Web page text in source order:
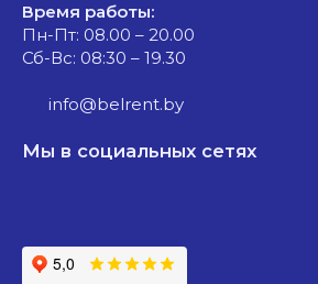
Время работы:
Пн-Пт: 08.00 – 20.00
Сб-Вс: 08:30 – 19.30
info@belrent.by
Мы в социальных сетях